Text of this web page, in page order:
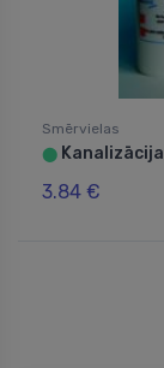
Smērvielas
⬤
3.84 €